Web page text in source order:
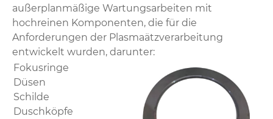
außerplanmäßige Wartungsarbeiten mit
hochreinen Komponenten, die für die
Anforderungen der Plasmaätzverarbeitung
entwickelt wurden, darunter:
Fokusringe
Düsen
Schilde
Duschköpfe